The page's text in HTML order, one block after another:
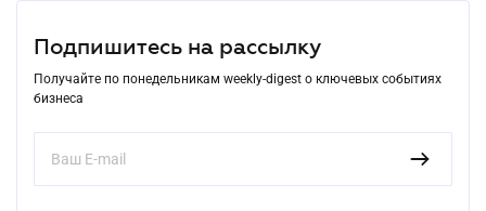
Подпишитесь на рассылку
Получайте по понедельникам weekly-digest о ключевых событиях
бизнеса